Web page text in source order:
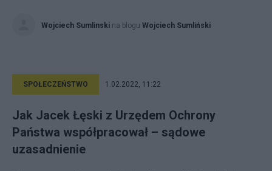
Wojciech Sumlinski na blogu Wojciech Sumliński
SPOŁECZEŃSTWO 1.02.2022, 11:22
Jak Jacek Łęski z Urzędem Ochrony
Państwa współpracował – sądowe
uzasadnienie